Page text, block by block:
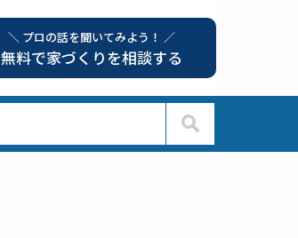
＼ プロの話を聞いてみよう！ ／
無料で家づくりを相談する